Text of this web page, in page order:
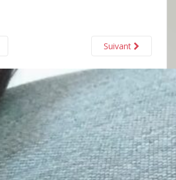
Suivant